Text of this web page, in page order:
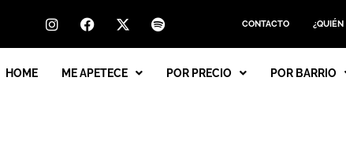
CONTACTO
HOME ME APETECE POR PRECIO POR BARRIO